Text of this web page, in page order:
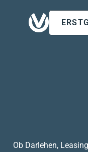
Ob Darlehen,